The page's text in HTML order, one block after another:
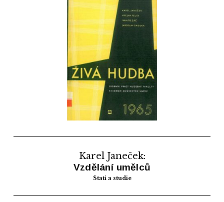
Karel Janeček:
Vzdělání umělců
Stati a studie